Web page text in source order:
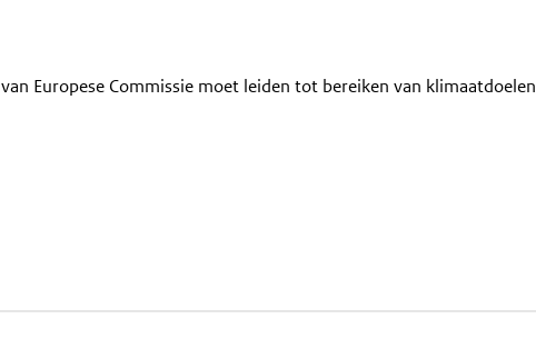
Europese Commissie moet leiden tot bereiken van klimaatdoelen